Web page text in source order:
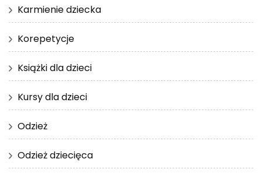
Karmienie dziecka
Korepetycje
Książki dla dzieci
Kursy dla dzieci
Odzież
Odzież dziecięca